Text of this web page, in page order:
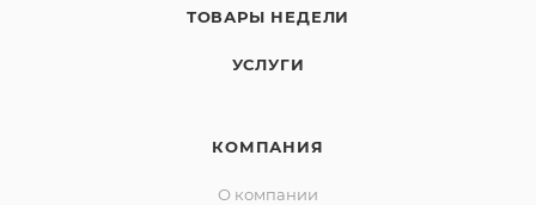
ТОВАРЫ НЕДЕЛИ
УСЛУГИ
КОМПАНИЯ
О компании